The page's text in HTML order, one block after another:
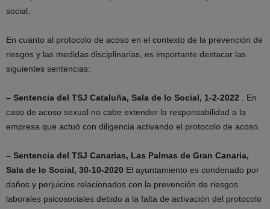
social.
En cuanto al protocolo de acoso en el contexto de la prevención de
riesgos y las medidas disciplinarias, es importante destacar las
siguientes sentencias:
– Sentencia del TSJ Cataluña, Sala de lo Social, 1-2-2022 . En
caso de acoso sexual no cabe extender la responsabilidad a la
empresa que actuó con diligencia activando el protocolo de acoso.
– Sentencia del TSJ Canarias, Las Palmas de Gran Canaria,
Sala de lo Social, 30-10-2020 El ayuntamiento es condenado por
daños y perjuicios relacionados con la prevención de riesgos
laborales psicosociales debido a la falta de activación del protocolo